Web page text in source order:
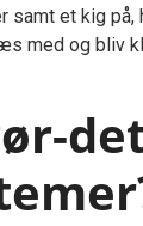
samt et kig
med og bliv